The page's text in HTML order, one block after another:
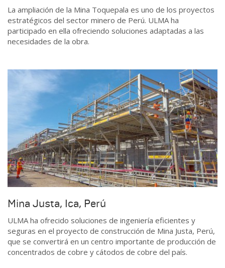
La ampliación de la Mina Toquepala es uno de los proyectos
estratégicos del sector minero de Perú. ULMA ha
participado en ella ofreciendo soluciones adaptadas a las
necesidades de la obra.
Mina Justa, Ica, Perú
ULMA ha ofrecido soluciones de ingeniería eficientes y
seguras en el proyecto de construcción de Mina Justa, Perú,
que se convertirá en un centro importante de producción de
concentrados de cobre y cátodos de cobre del país.